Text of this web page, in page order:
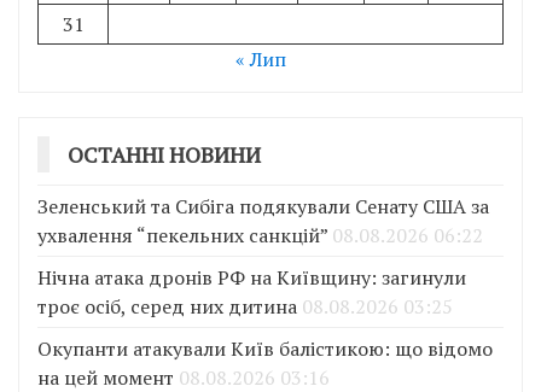
31
« Лип
ОСТАННІ НОВИНИ
Зеленський та Сибіга подякували Сенату США за
ухвалення “пекельних санкцій” 08.08.2026 06:22
Нічна атака дронів РФ на Київщину: загинули
троє осіб, серед них дитина 08.08.2026 03:25
Окупанти атакували Київ балістикою: що відомо
на цей момент 08.08.2026 03:16